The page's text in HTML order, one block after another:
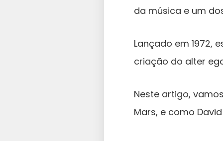
da música e um
Lançado em 1972,
criação do alter
Neste artigo,
Mars, e como